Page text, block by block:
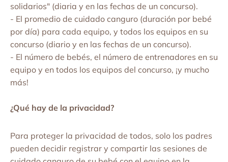
solidarios" (diaria y en las fechas de un concurso).
- El promedio de cuidado canguro (duración por bebé
por día) para cada equipo, y todos los equipos en su
concurso (diario y en las fechas de un concurso).
- El número de bebés, el número de entrenadores en su
equipo y en todos los equipos del concurso, ¡y mucho
más!
¿Qué hay de la privacidad?
Para proteger la privacidad de todos, solo los padres
pueden decidir registrar y compartir las sesiones de